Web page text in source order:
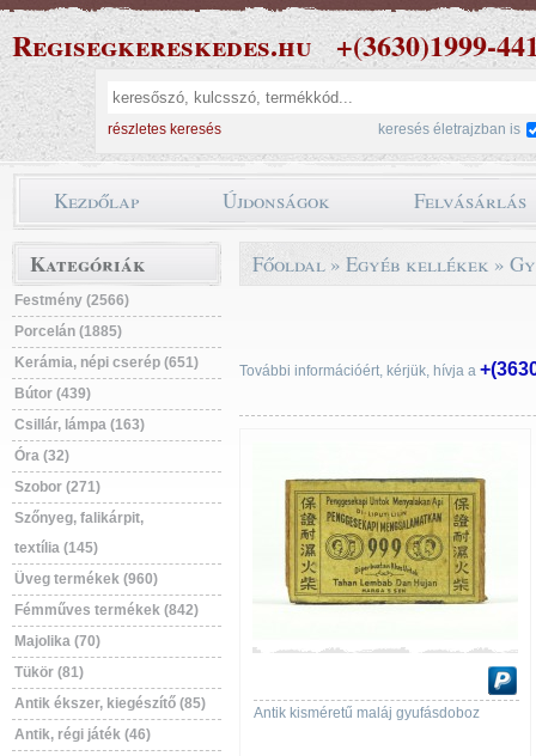
Regisegkereskedes.hu +(3630)1999-
részletes keresés keresés életrajzban is
Kezdőlap Újdonságok Felvásárlás
Kategóriák
Festmény (2566)
Porcelán (1885)
Kerámia, népi cserép (651)
Bútor (439)
Csillár, lámpa (163)
Óra (32)
Szobor (271)
Szőnyeg, falikárpit,
textília (145)
Üveg termékek (960)
Fémműves termékek (842)
Majolika (70)
Tükör (81)
Antik ékszer, kiegészítő (85)
Antik, régi játék (46)
Főoldal » Egyéb kellékek »
További információért, kérjük, hívja a
Antik kisméretű maláj gyufásdoboz